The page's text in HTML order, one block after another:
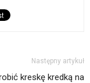
Następny artykuł
kreskę kredką na